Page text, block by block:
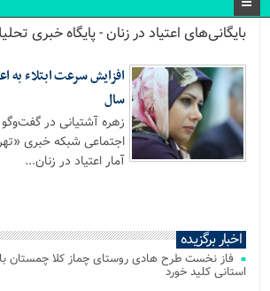
بایگانی‌های اعتیاد در زنان - پایگاه خبری
سال
زهره آشتیانی در
اجتماعی شبکه خبری
آمار اعتیاد در زنان...
اخبار برگزیده
فاز نخست طرح هادی روستای چماز کلا چمستان
استانی کلید خورد